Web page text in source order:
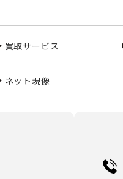
買取サービス
ネット現像